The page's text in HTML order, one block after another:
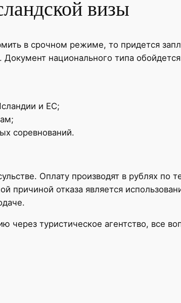
визы
в срочном режиме, то придется
национального типа
и ЕС;
соревнований.
Оплату производят в рублях по
причиной отказа является
через туристическое агентство, все